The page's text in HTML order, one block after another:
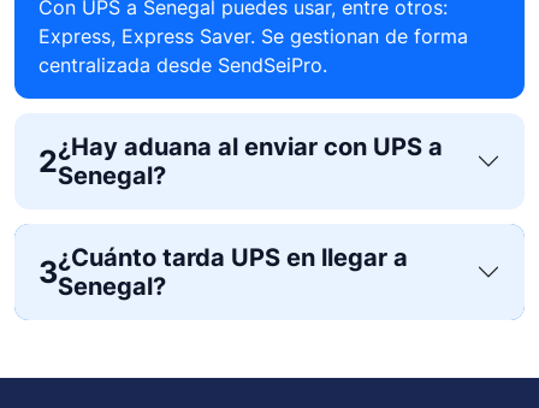
Con UPS a Senegal puedes usar, entre otros:
Express, Express Saver. Se gestionan de forma
centralizada desde SendSeiPro.
2¿Hay aduana al enviar con UPS a
Senegal?
3¿Cuánto tarda UPS en llegar a
Senegal?